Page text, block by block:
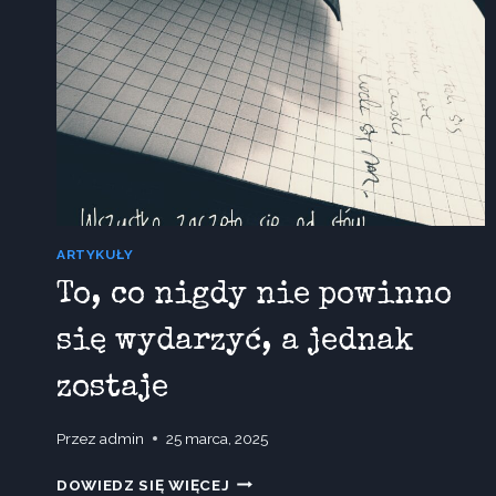
ARTYKUŁY
To, co nigdy nie powinno
się wydarzyć, a jednak
zostaje
Przez admin 25 marca, 2025
DOWIEDZ SIĘ WIĘCEJ TO,